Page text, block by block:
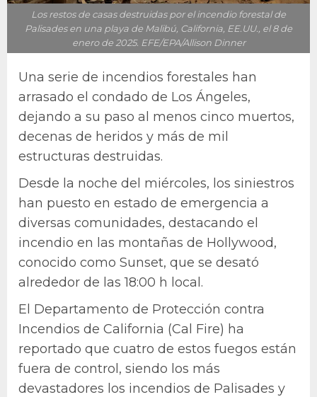
Los restos de casas destruidas por el incendio forestal de
Palisades en una playa de Malibú, California, EE.UU., el 8 de
enero de 2025. EFE/EPA/Allison Dinner
Una serie de incendios forestales han
arrasado el condado de Los Ángeles,
dejando a su paso al menos cinco muertos,
decenas de heridos y más de mil
estructuras destruidas.
Desde la noche del miércoles, los siniestros
han puesto en estado de emergencia a
diversas comunidades, destacando el
incendio en las montañas de Hollywood,
conocido como Sunset, que se desató
alrededor de las 18:00 h local.
El Departamento de Protección contra
Incendios de California (Cal Fire) ha
reportado que cuatro de estos fuegos están
fuera de control, siendo los más
devastadores los incendios de Palisades y